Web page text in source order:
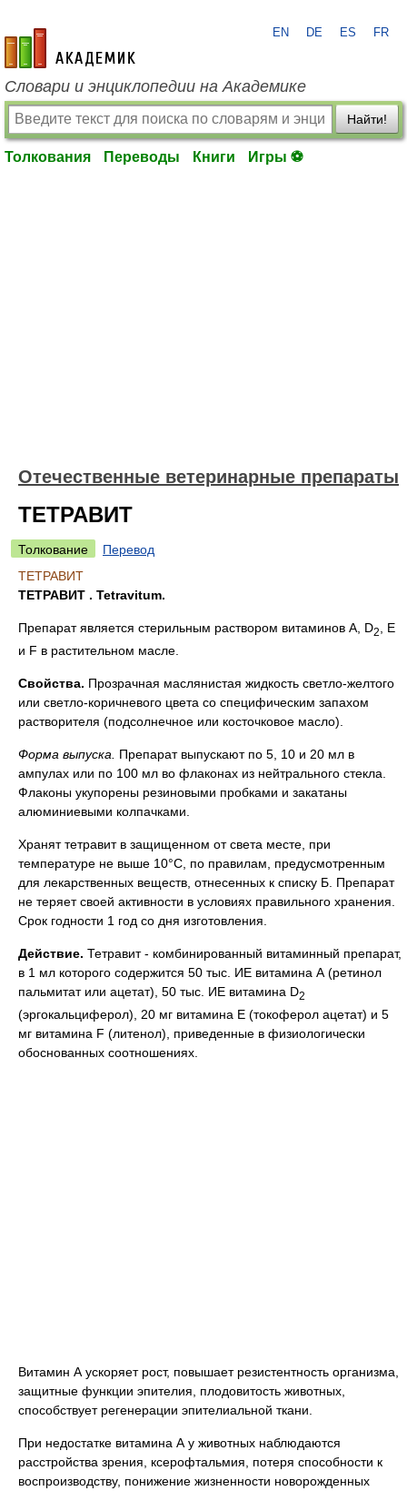
academic.ru
EN DE ES FR
Словари и энциклопедии на Академике
Найти!
Толкования Переводы Книги Игры ⚽
Отечественные ветеринарные препараты
ТЕТРАВИТ
Толкование
Перевод
ТЕТРАВИТ
ТЕТРАВИТ . Tetravitum.
Препарат является стерильным раствором витаминов A, D2
, E
и F в растительном масле.
Свойства. Прозрачная маслянистая жидкость светло-желтого
или светло-коричневого цвета со специфическим запахом
растворителя (подсолнечное или косточковое масло).
Форма выпуска
Препарат выпускают по 5, 10 и 20 мл в
ампулах или по 100 мл во флаконах из нейтрального стекла.
Флаконы укупорены резиновыми пробками и закатаны
алюминиевыми колпачками.
Хранят тетравит в защищенном от света месте, при
температуре не выше 10°С, по правилам, предусмотренным
для лекарственных веществ, отнесенных к списку Б. Препарат
не теряет своей активности в условиях правильного хранения.
Срок годности 1 год со дня изготовления.
Действие. Тетравит - комбинированный витаминный препарат,
в 1 мл которого содержится 50 тыс. ИЕ витамина А (ретинол
пальмитат или ацетат), 50 тыс. ИЕ витамина D2
(эргокальциферол), 20 мг витамина Е (токоферол ацетат) и 5
мг витамина F (литенол), приведенные в физиологически
обоснованных соотношениях.
Витамин А ускоряет рост, повышает резистентность организма,
защитные функции эпителия, плодовитость животных,
способствует регенерации эпителиальной ткани.
При недостатке витамина А у животных наблюдаются
расстройства зрения, ксерофтальмия, потеря способности к
воспроизводству, понижение жизненности новорожденных